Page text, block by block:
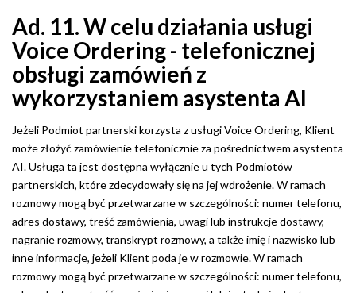
Ad. 11. W celu działania usługi
Voice Ordering - telefonicznej
obsługi zamówień z
wykorzystaniem asystenta AI
Jeżeli Podmiot partnerski korzysta z usługi Voice Ordering, Klient
może złożyć zamówienie telefonicznie za pośrednictwem asystenta
AI. Usługa ta jest dostępna wyłącznie u tych Podmiotów
partnerskich, które zdecydowały się na jej wdrożenie. W ramach
rozmowy mogą być przetwarzane w szczególności: numer telefonu,
adres dostawy, treść zamówienia, uwagi lub instrukcje dostawy,
nagranie rozmowy, transkrypt rozmowy, a także imię i nazwisko lub
inne informacje, jeżeli Klient poda je w rozmowie. W ramach
rozmowy mogą być przetwarzane w szczególności: numer telefonu,